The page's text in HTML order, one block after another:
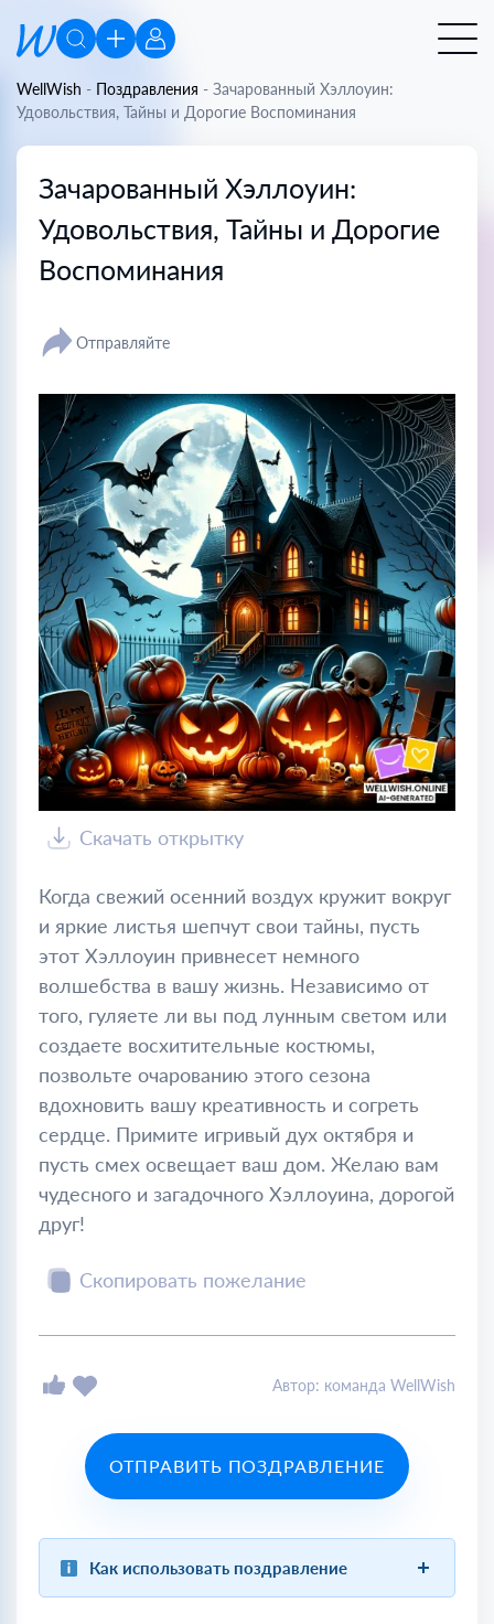
WellWish - Поздравления - Зачарованный Хэллоуин:
Удовольствия, Тайны и Дорогие Воспоминания
Зачарованный Хэллоуин:
Удовольствия, Тайны и Дорогие
Воспоминания
Отправляйте
Скачать открытку
Когда свежий осенний воздух кружит вокруг
и яркие листья шепчут свои тайны, пусть
этот Хэллоуин привнесет немного
волшебства в вашу жизнь. Независимо от
того, гуляете ли вы под лунным светом или
создаете восхитительные костюмы,
позвольте очарованию этого сезона
вдохновить вашу креативность и согреть
сердце. Примите игривый дух октября и
пусть смех освещает ваш дом. Желаю вам
чудесного и загадочного Хэллоуина, дорогой
друг!
Скопировать пожелание
Автор: команда WellWish
ОТПРАВИТЬ ПОЗДРАВЛЕНИЕ
Как использовать поздравление